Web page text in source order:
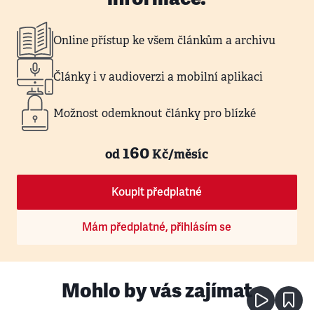
Online přístup ke všem článkům a archivu
Články i v audioverzi a mobilní aplikaci
Možnost odemknout články pro blízké
od160Kč/měsíc
Koupit předplatné
Mám předplatné, přihlásím se
Mohlo by vás zajímat